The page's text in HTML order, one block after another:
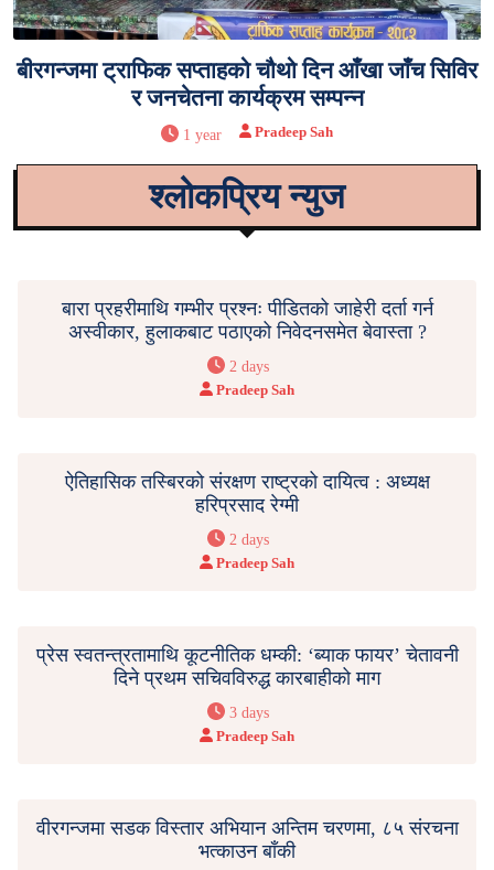
बीरगन्जमा ट्राफिक सप्ताहको चौथो दिन आँखा जाँच सिविर
र जनचेतना कार्यक्रम सम्पन्न
1 year Pradeep Sah
श्लोकप्रिय न्युज
बारा प्रहरीमाथि गम्भीर प्रश्नः पीडितको जाहेरी दर्ता गर्न
अस्वीकार, हुलाकबाट पठाएको निवेदनसमेत बेवास्ता ?
2 days
Pradeep Sah
ऐतिहासिक तस्बिरको संरक्षण राष्ट्रको दायित्व : अध्यक्ष
हरिप्रसाद रेग्मी
2 days
Pradeep Sah
प्रेस स्वतन्त्रतामाथि कूटनीतिक धम्की: ‘ब्याक फायर’ चेतावनी
दिने प्रथम सचिवविरुद्ध कारबाहीको माग
3 days
Pradeep Sah
वीरगन्जमा सडक विस्तार अभियान अन्तिम चरणमा, ८५ संरचना
भत्काउन बाँकी